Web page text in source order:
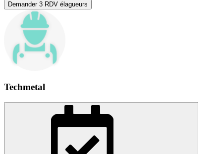
Demander 3 RDV élagueurs
Techmetal